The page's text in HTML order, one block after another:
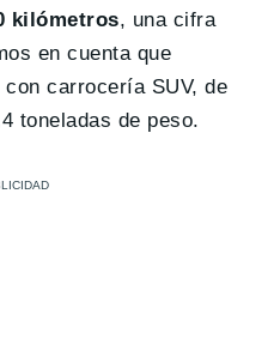
kilómetros, una cifra
en cuenta que
carrocería SUV, de
toneladas de peso.